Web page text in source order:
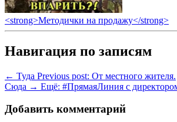
<strong>Методички на продажу</strong>
Навигация по записям
← Туда Previous post: От местного жителя.
Сюда → Ещё: #ПрямаяЛиния с
Добавить комментарий